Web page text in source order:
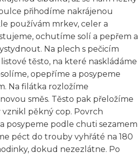
přihodíme nakrájenou
používám mrkev, celer a
ochutíme solí a pepřem a
Na plech s pečicím
těsto, na které naskládáme
opepříme a posypeme
Na filátka rozložíme
směs. Těsto pak přeložíme
vznikl pěkný cop. Povrch
posypeme podle chuti sezamem
péct do trouby vyhřáté na 180
dokud nezezlátne. Po